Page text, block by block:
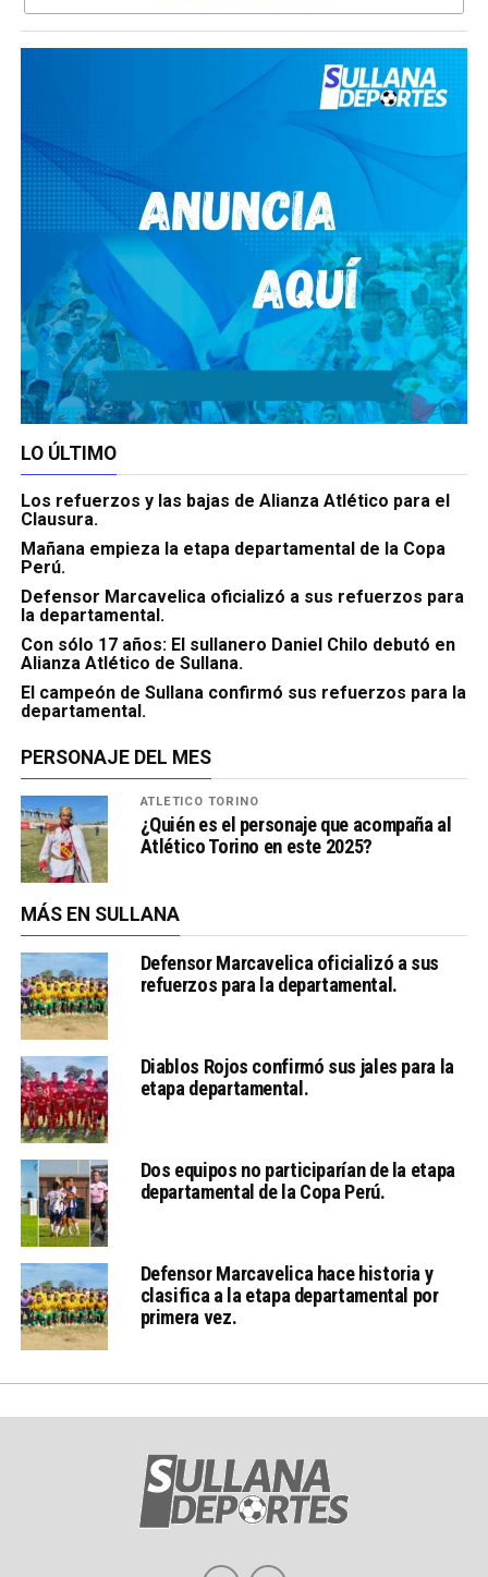
LO ÚLTIMO
Los refuerzos y las bajas de Alianza Atlético para el
Clausura.
Mañana empieza la etapa departamental de la Copa
Perú.
Defensor Marcavelica oficializó a sus refuerzos para
la departamental.
Con sólo 17 años: El sullanero Daniel Chilo debutó en
Alianza Atlético de Sullana.
El campeón de Sullana confirmó sus refuerzos para la
departamental.
PERSONAJE DEL MES
ATLÉTICO TORINO
¿Quién es el personaje que acompaña al
Atlético Torino en este 2025?
MÁS EN SULLANA
Defensor Marcavelica oficializó a sus
refuerzos para la departamental.
Diablos Rojos confirmó sus jales para la
etapa departamental.
Dos equipos no participarían de la etapa
departamental de la Copa Perú.
Defensor Marcavelica hace historia y
clasifica a la etapa departamental por
primera vez.